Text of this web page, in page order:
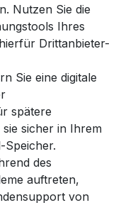
Nutzen Sie die
Ihres
Drittanbieter-
Sie eine digitale
spätere
sicher in Ihrem
Speicher.
des
auftreten,
von